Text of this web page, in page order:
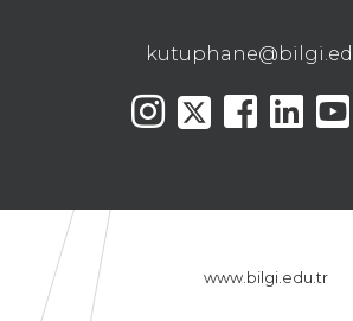
www.bilgi.edu.tr